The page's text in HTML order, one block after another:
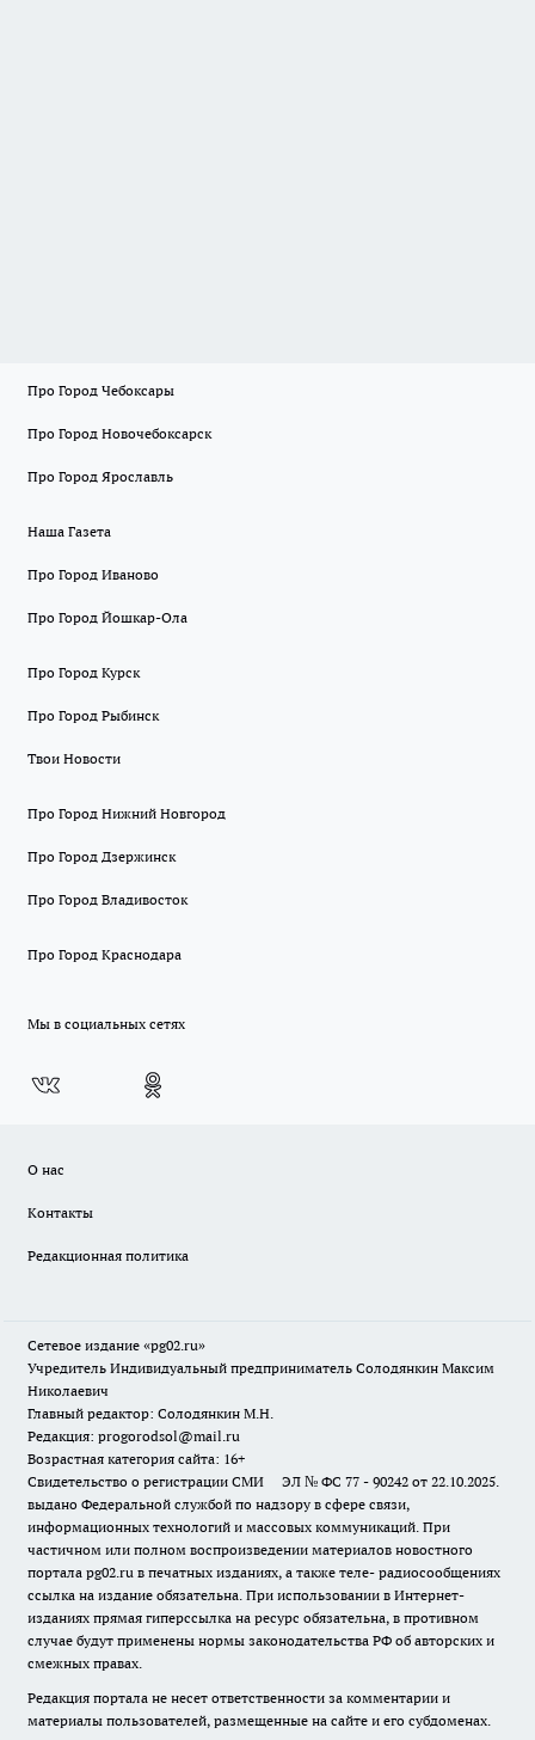
Про Город Чебоксары
Про Город Новочебоксарск
Про Город Ярославль
Наша Газета
Про Город Иваново
Про Город Йошкар-Ола
Про Город Курск
Про Город Рыбинск
Твои Новости
Про Город Нижний Новгород
Про Город Дзержинск
Про Город Владивосток
Про Город Краснодара
Мы в социальных сетях
О нас
Контакты
Редакционная политика
Сетевое издание «pg02.ru»
Учредитель Индивидуальный предприниматель Солодянкин Максим
Николаевич
Главный редактор: Солодянкин М.Н.
Редакция: progorodsol@mail.ru
Возрастная категория сайта: 16+
Свидетельство о регистрации СМИ ЭЛ № ФС 77 - 90242 от 22.10.2025.
выдано Федеральной службой по надзору в сфере связи,
информационных технологий и массовых коммуникаций. При
частичном или полном воспроизведении материалов новостного
портала pg02.ru в печатных изданиях, а также теле- радиосообщениях
ссылка на издание обязательна. При использовании в Интернет-
изданиях прямая гиперссылка на ресурс обязательна, в противном
случае будут применены нормы законодательства РФ об авторских и
смежных правах.
Редакция портала не несет ответственности за комментарии и
материалы пользователей, размещенные на сайте и его субдоменах.